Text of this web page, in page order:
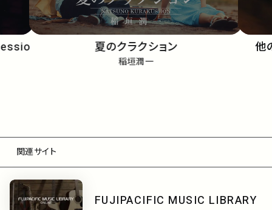
夏のクラクション
稲垣潤一
他
関連サイト
FUJIPACIFIC MUSIC LIBRARY